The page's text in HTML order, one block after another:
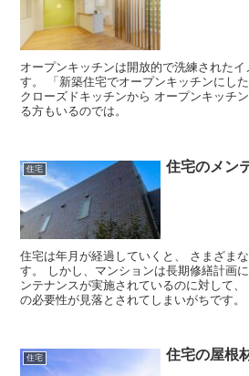
オープンキッチンは開放的で洗練された
す。 「新築住宅でオープンキッチンにし
クローズドキッチンから オープンキッチ
る方もいるのでは。
住宅 住宅のメン
住宅は年月が経過していくと、 さまざま
す。 しかし、マンションは長期修繕計画
ンテナンスが実施されているのに対して
の必要性が見落とされてしまいがちです。
住宅 住宅の屋根